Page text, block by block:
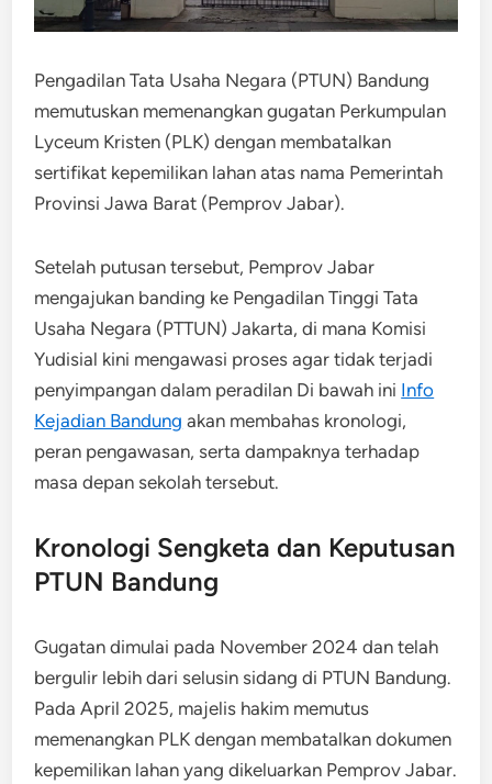
Pengadilan Tata Usaha Negara (PTUN) Bandung
memutuskan memenangkan gugatan Perkumpulan
Lyceum Kristen (PLK) dengan membatalkan
sertifikat kepemilikan lahan atas nama Pemerintah
Provinsi Jawa Barat (Pemprov Jabar).
Setelah putusan tersebut, Pemprov Jabar
mengajukan banding ke Pengadilan Tinggi Tata
Usaha Negara (PTTUN) Jakarta, di mana Komisi
Yudisial kini mengawasi proses agar tidak terjadi
penyimpangan dalam peradilan Di bawah ini Info
Kejadian Bandung akan membahas kronologi,
peran pengawasan, serta dampaknya terhadap
masa depan sekolah tersebut.
Kronologi Sengketa dan Keputusan
PTUN Bandung
Gugatan dimulai pada November 2024 dan telah
bergulir lebih dari selusin sidang di PTUN Bandung.
Pada April 2025, majelis hakim memutus
memenangkan PLK dengan membatalkan dokumen
kepemilikan lahan yang dikeluarkan Pemprov Jabar.